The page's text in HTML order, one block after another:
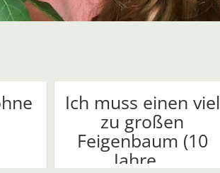
Ich muss einen viel
zu großen
Feigenbaum (10
Jahre...